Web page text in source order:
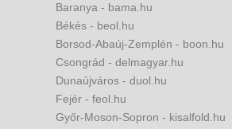
Baranya - bama.hu
Békés - beol.hu
Borsod-Abaúj-Zemplén - boon.hu
Csongrád - delmagyar.hu
Dunaújváros - duol.hu
Fejér - feol.hu
Győr-Moson-Sopron - kisalfold.hu